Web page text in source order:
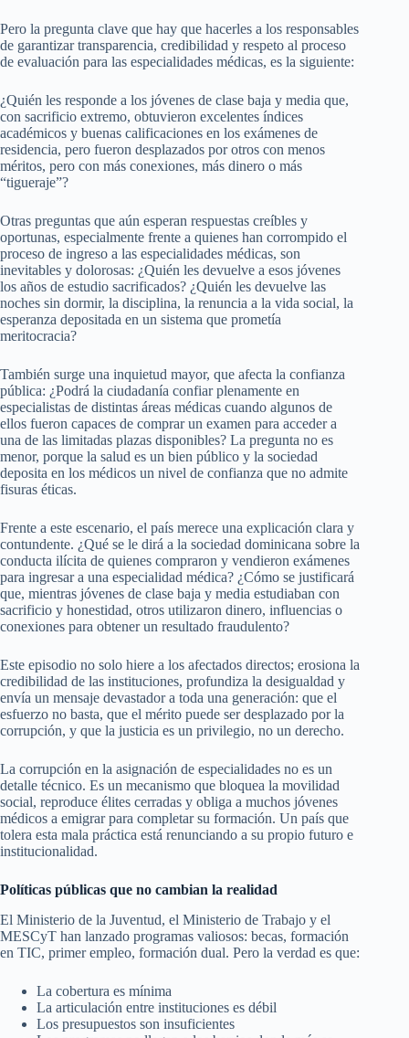
Pero la pregunta clave que hay que hacerles a los responsables
de garantizar transparencia, credibilidad y respeto al proceso
de evaluación para las especialidades médicas, es la siguiente:
¿Quién les responde a los jóvenes de clase baja y media que,
con sacrificio extremo, obtuvieron excelentes índices
académicos y buenas calificaciones en los exámenes de
residencia, pero fueron desplazados por otros con menos
méritos, pero con más conexiones, más dinero o más
“tigueraje”?
Otras preguntas que aún esperan respuestas creíbles y
oportunas, especialmente frente a quienes han corrompido el
proceso de ingreso a las especialidades médicas, son
inevitables y dolorosas: ¿Quién les devuelve a esos jóvenes
los años de estudio sacrificados? ¿Quién les devuelve las
noches sin dormir, la disciplina, la renuncia a la vida social, la
esperanza depositada en un sistema que prometía
meritocracia?
También surge una inquietud mayor, que afecta la confianza
pública: ¿Podrá la ciudadanía confiar plenamente en
especialistas de distintas áreas médicas cuando algunos de
ellos fueron capaces de comprar un examen para acceder a
una de las limitadas plazas disponibles? La pregunta no es
menor, porque la salud es un bien público y la sociedad
deposita en los médicos un nivel de confianza que no admite
fisuras éticas.
Frente a este escenario, el país merece una explicación clara y
contundente. ¿Qué se le dirá a la sociedad dominicana sobre la
conducta ilícita de quienes compraron y vendieron exámenes
para ingresar a una especialidad médica? ¿Cómo se justificará
que, mientras jóvenes de clase baja y media estudiaban con
sacrificio y honestidad, otros utilizaron dinero, influencias o
conexiones para obtener un resultado fraudulento?
Este episodio no solo hiere a los afectados directos; erosiona la
credibilidad de las instituciones, profundiza la desigualdad y
envía un mensaje devastador a toda una generación: que el
esfuerzo no basta, que el mérito puede ser desplazado por la
corrupción, y que la justicia es un privilegio, no un derecho.
La corrupción en la asignación de especialidades no es un
detalle técnico. Es un mecanismo que bloquea la movilidad
social, reproduce élites cerradas y obliga a muchos jóvenes
médicos a emigrar para completar su formación. Un país que
tolera esta mala práctica está renunciando a su propio futuro e
institucionalidad.
Políticas públicas que no cambian la realidad
El Ministerio de la Juventud, el Ministerio de Trabajo y el
MESCyT han lanzado programas valiosos: becas, formación
en TIC, primer empleo, formación dual. Pero la verdad es que:
La cobertura es mínima
La articulación entre instituciones es débil
Los presupuestos son insuficientes